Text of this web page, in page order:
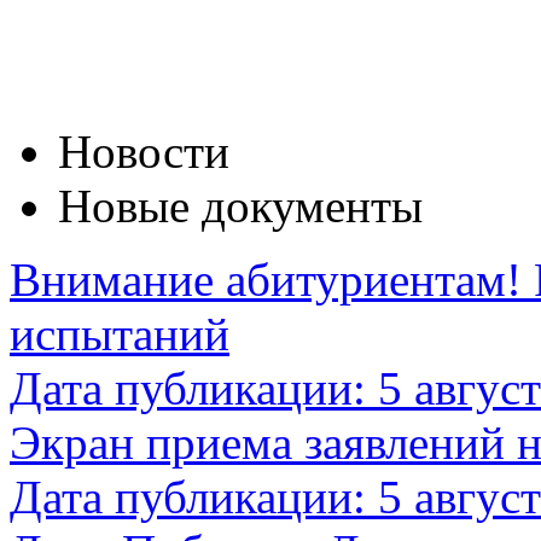
Новости
Новые документы
Внимание абитуриентам!
испытаний
Дата публикации: 5
Экран приема заявлений
Дата публикации: 5